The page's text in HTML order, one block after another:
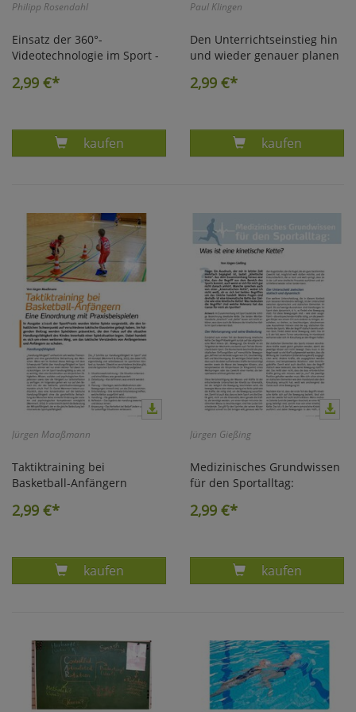
Philipp Rosendahl
Einsatz der 360°-
Videotechnologie im Sport -
2,99 €*
Produkt EINSATZ DER 360GRAD-VIDEO-
kaufen
Paul Klingen
Den Unterrichtseinstieg hin
und wieder genauer planen
2,99 €*
Produkt DEN
kaufen
Jürgen Maaßmann
Taktiktraining bei
Basketball-Anfängern
2,99 €*
Produkt TAKTIKTRAINING BEI BASKET- BALL-
kaufen
Jürgen Gießing
Medizinisches Grundwissen
für den Sportalltag:
2,99 €*
Produkt
kaufen